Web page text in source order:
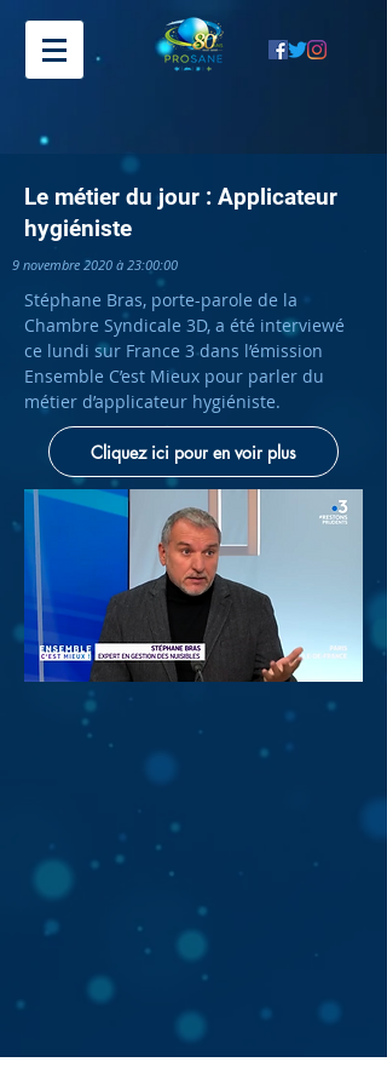
Le métier du jour : Applicateur
hygiéniste
9 novembre 2020 à 23:00:00
Stéphane Bras, porte-parole de la
Chambre Syndicale 3D, a été interviewé
ce lundi sur France 3 dans l’émission
Ensemble C’est Mieux pour parler du
métier d’applicateur hygiéniste.
Cliquez ici pour en voir plus